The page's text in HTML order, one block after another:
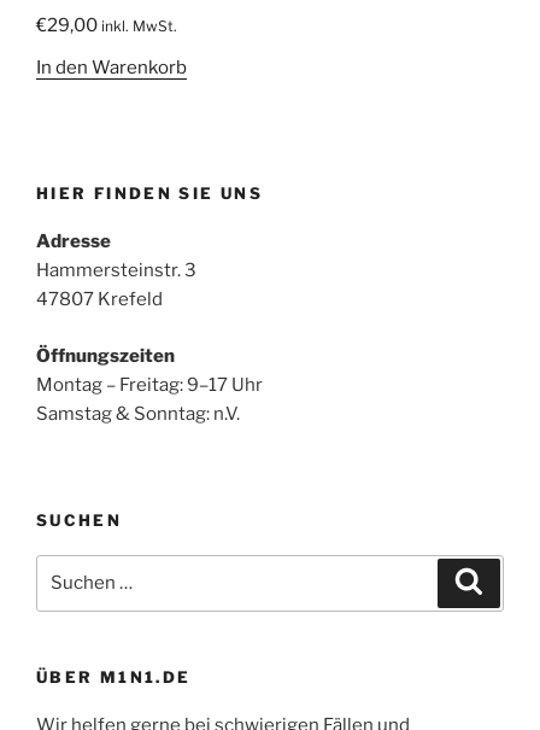
€29,00 inkl. MwSt.
In den Warenkorb
HIER FINDEN SIE UNS
Adresse
Hammersteinstr. 3
47807 Krefeld
Öffnungszeiten
Montag – Freitag: 9–17 Uhr
Samstag & Sonntag: n.V.
SUCHEN
nach:
ÜBER M1N1.DE
Wir helfen gerne bei schwierigen Fällen und